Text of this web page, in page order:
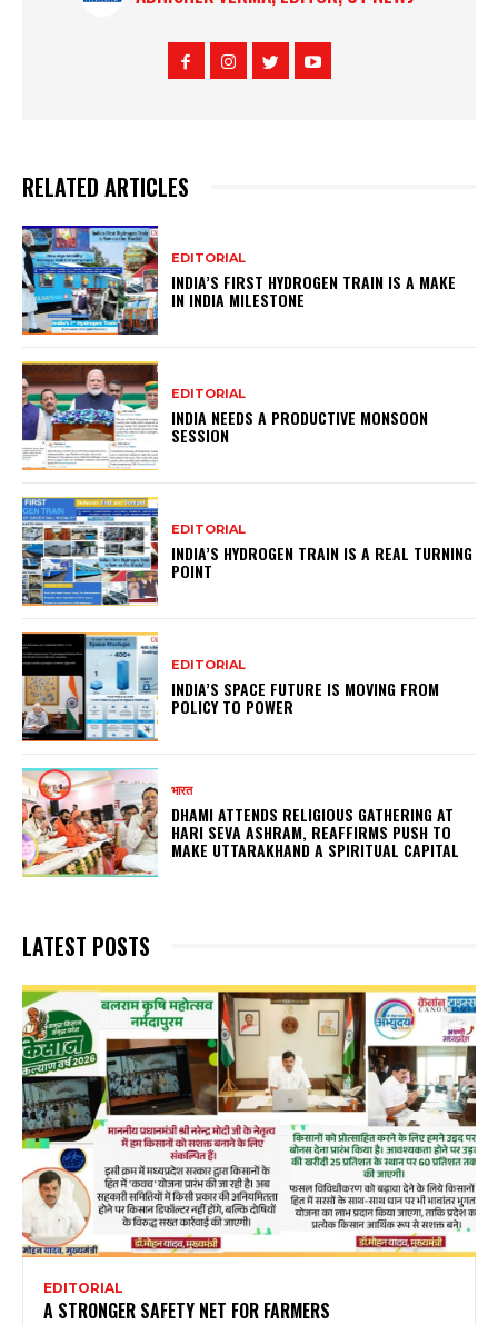
RELATED ARTICLES
EDITORIAL
INDIA’S FIRST HYDROGEN TRAIN IS A MAKE
IN INDIA MILESTONE
EDITORIAL
INDIA NEEDS A PRODUCTIVE MONSOON
SESSION
EDITORIAL
INDIA’S HYDROGEN TRAIN IS A REAL TURNING
POINT
EDITORIAL
INDIA’S SPACE FUTURE IS MOVING FROM
POLICY TO POWER
भारत
DHAMI ATTENDS RELIGIOUS GATHERING AT
HARI SEVA ASHRAM, REAFFIRMS PUSH TO
MAKE UTTARAKHAND A SPIRITUAL CAPITAL
LATEST POSTS
EDITORIAL
A STRONGER SAFETY NET FOR FARMERS